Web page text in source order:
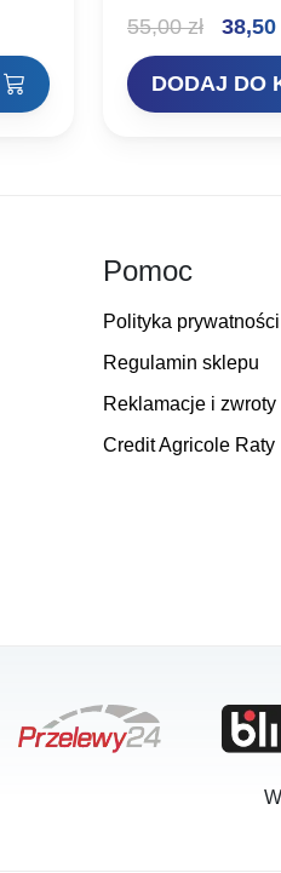
i bardzo wygodna
55,00zł
cena
38,50
DODAJ DO
Pomoc
Polityka prywatności
Regulamin sklepu
Reklamacje i zwroty
Credit Agricole Raty